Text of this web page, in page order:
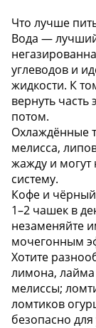
Что лучше
Вода —
углеводов и
жидкости. К
вернуть часть
потом.
Охлаждённые
мелисса,
жажду и могут
систему.
Кофе и
1–2 чашек в
незаменяйте
мочегонным
Хотите
лимона, лайма
мелиссы;
ломтиков
безопасно